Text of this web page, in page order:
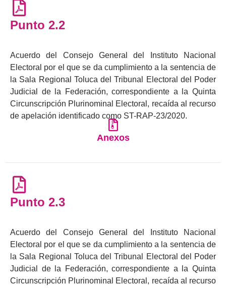
Punto 2.2
Acuerdo del Consejo General del Instituto Nacional
Electoral por el que se da cumplimiento a la sentencia de
la Sala Regional Toluca del Tribunal Electoral del Poder
Judicial de la Federación, correspondiente a la Quinta
Circunscripción Plurinominal Electoral, recaída al recurso
de apelación identificado como ST-RAP-23/2020.
Anexos
Punto 2.3
Acuerdo del Consejo General del Instituto Nacional
Electoral por el que se da cumplimiento a la sentencia de
la Sala Regional Toluca del Tribunal Electoral del Poder
Judicial de la Federación, correspondiente a la Quinta
Circunscripción Plurinominal Electoral, recaída al recurso